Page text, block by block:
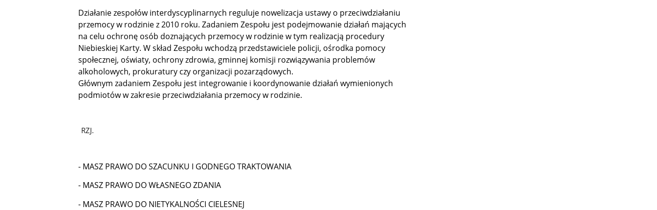
Działanie zespołów interdyscyplinarnych reguluje nowelizacja ustawy o przeciwdziałaniu
przemocy w rodzinie z 2010 roku. Zadaniem Zespołu jest podejmowanie działań mających
na celu ochronę osób doznających przemocy w rodzinie w tym realizacją procedury
Niebieskiej Karty. W skład Zespołu wchodzą przedstawiciele policji, ośrodka pomocy
społecznej, oświaty, ochrony zdrowia, gminnej komisji rozwiązywania problemów
alkoholowych, prokuratury czy organizacji pozarządowych.
Głównym zadaniem Zespołu jest integrowanie i koordynowanie działań wymienionych
podmiotów w zakresie przeciwdziałania przemocy w rodzinie.
- MASZ PRAWO DO SZACUNKU I GODNEGO TRAKTOWANIA
- MASZ PRAWO DO WŁASNEGO ZDANIA
- MASZ PRAWO DO NIETYKALNOŚCI CIELESNEJ